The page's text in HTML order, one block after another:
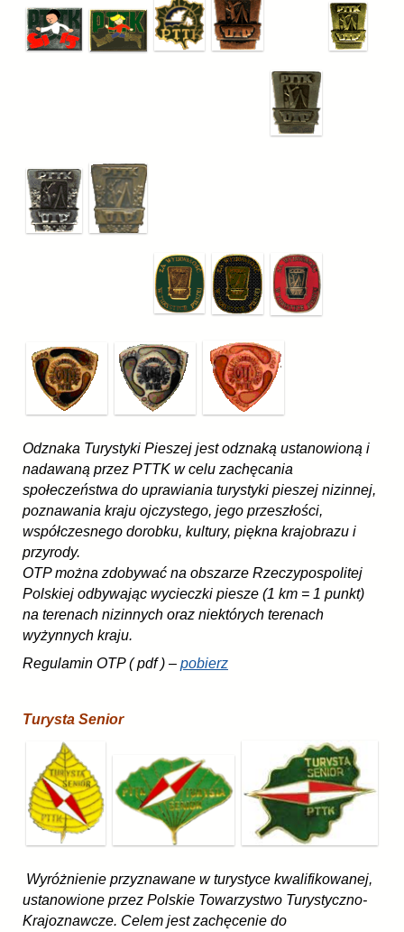
Odznaka Turystyki Pieszej jest odznaką ustanowioną i
nadawaną przez PTTK w celu zachęcania
społeczeństwa do uprawiania turystyki pieszej nizinnej,
poznawania kraju ojczystego, jego przeszłości,
współczesnego dorobku, kultury, piękna krajobrazu i
przyrody.
OTP można zdobywać na obszarze Rzeczypospolitej
Polskiej odbywając wycieczki piesze (1 km = 1 punkt)
na terenach nizinnych oraz niektórych terenach
wyżynnych kraju.
Regulamin OTP ( pdf ) – pobierz
Turysta Senior
Wyróżnienie przyznawane w turystyce kwalifikowanej,
ustanowione przez Polskie Towarzystwo Turystyczno-
Krajoznawcze. Celem jest zachęcenie do